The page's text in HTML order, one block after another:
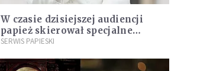
W czasie dzisiejszej audiencji
papież skierował specjalne
podziękowania dla Polaków
SERWIS PAPIESKI